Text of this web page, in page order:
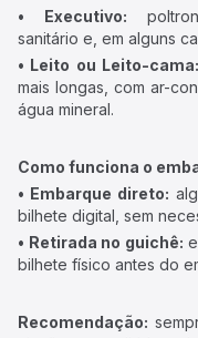
• Executivo:
sanitário e, em alguns
• Leito ou Leito-cama:
mais longas, com ar-
água mineral.
Como funciona o
• Embarque direto:
bilhete digital, sem
• Retirada no guichê:
bilhete físico antes do
Recomendação: